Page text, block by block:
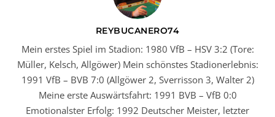
REYBUCANERO74
Mein erstes Spiel im Stadion: 1980 VfB – HSV 3:2 (Tore:
Müller, Kelsch, Allgöwer) Mein schönstes Stadionerlebnis:
1991 VfB – BVB 7:0 (Allgöwer 2, Sverrisson 3, Walter 2)
Meine erste Auswärtsfahrt: 1991 BVB – VfB 0:0
Emotionalster Erfolg: 1992 Deutscher Meister, letzter